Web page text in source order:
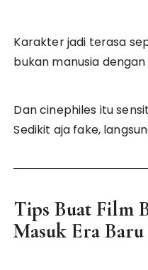
Karakter jadi terasa
bukan manusia
Dan cinephiles itu
Sedikit aja fake,
Tips Buat Film
Masuk Era